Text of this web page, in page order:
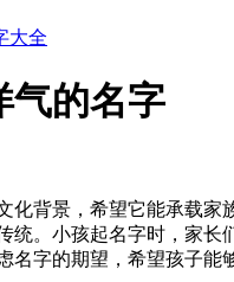
大全
气的名字
化背景，希望它能承载
统。小孩起名字时，家
字的期望，希望孩子